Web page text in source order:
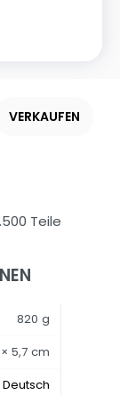
VERKAUFEN
Teile
820 g
5,7 cm
Deutsch